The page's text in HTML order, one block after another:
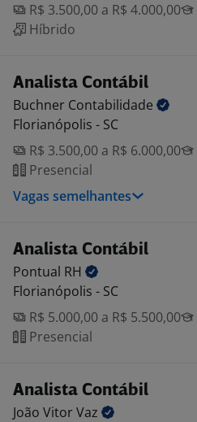
R$ 3.500,00 a R$ 4.000,00
Híbrido
Analista Contábil
Buchner Contabilidade
Florianópolis - SC
R$ 3.500,00 a R$ 6.000,00
Presencial
Vagas semelhantes
Analista Contábil
Pontual RH
Florianópolis - SC
R$ 5.000,00 a R$ 5.500,00
Presencial
Analista Contábil
João VitorVaz